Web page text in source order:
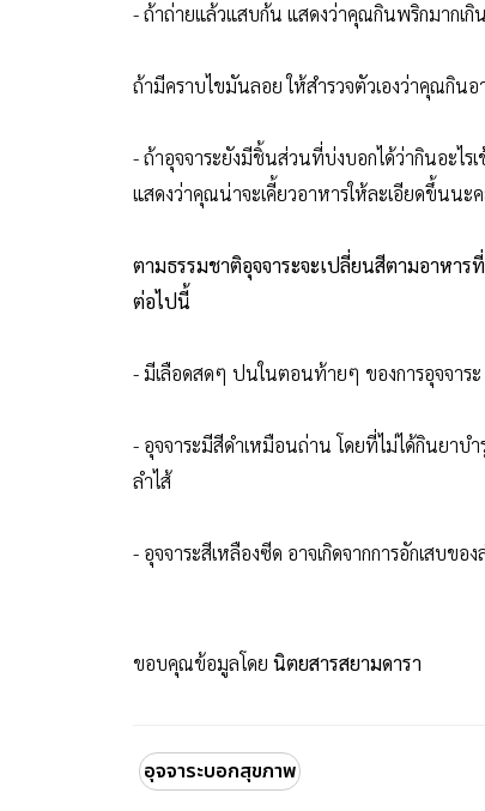
- ถ้าถ่ายแล้วแสบก้น แสดงว่าคุณกินพริกมากเกิ
ถ้ามีคราบไขมันลอย ให้สำรวจตัวเองว่าคุณกิน
- ถ้าอุจจาระยังมีชิ้นส่วนที่บ่งบอกได้ว่ากินอะไร
แสดงว่าคุณน่าจะเคี้ยวอาหารให้ละเอียดขึ้นนะ
ตามธรรมชาติอุจจาระจะเปลี่ยนสีตามอาหา
ต่อไปนี้
- มีเลือดสดๆ ปนในตอนท้ายๆ ของการอุจจาระ
- อุจจาระมีสีดำเหมือนถ่าน โดยที่ไม่ได้กินยาบำ
ลำไส้
- อุจจาระสีเหลืองซีด อาจเกิดจากการอักเสบของ
ขอบคุณข้อมูลโดย นิตยสารสยามดารา
อุจจาระบอกสุขภาพ